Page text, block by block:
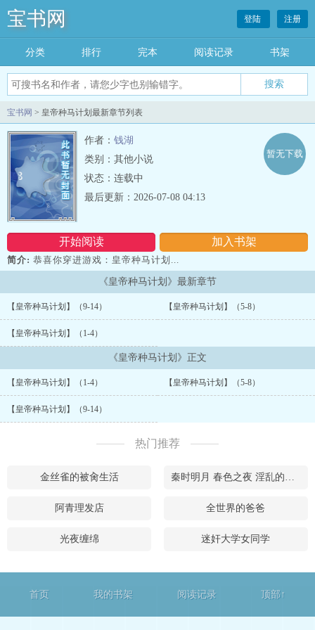
宝书网 登陆 注册
分类 排行 完本 阅读记录 书架
宝书网 > 皇帝种马计划最新章节列表
作者： 钱湖
类别：其他小说
状态：连载中
开始阅读 加入书架
暂无下载
最后更新：2026-07-08 04:13
简介: 恭喜你穿进游戏：皇帝种马计划...
《皇帝种马计划》最新章节
【皇帝种马计划】（9-14） 【皇帝种马计划】（5-8）
【皇帝种马计划】（1-4）
《皇帝种马计划》正文
【皇帝种马计划】（1-4） 【皇帝种马计划】（5-8）
【皇帝种马计划】（9-14）
热门推荐
金丝雀的被肏生活 秦时明月 春色之夜 淫乱的关系
阿青理发店 全世界的爸爸
光夜缠绵 迷奸大学女同学
首页 我的书架 阅读记录 顶部↑